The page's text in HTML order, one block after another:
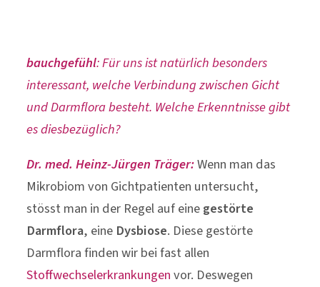
bauchgefühl: Für uns ist natürlich besonders
interessant, welche Verbindung zwischen Gicht
und Darmflora besteht. Welche Erkenntnisse gibt
es diesbezüglich?
Dr. med. Heinz-Jürgen Träger:Wenn man das
Mikrobiom von Gichtpatienten untersucht,
stösst man in der Regel auf einegestörte
Darmflora, eine Dysbiose. Diese gestörte
Darmflora finden wir bei fast allen
Stoffwechselerkrankungenvor. Deswegen